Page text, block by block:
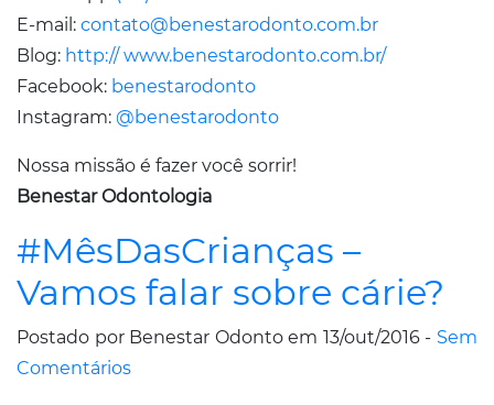
E-mail: contato@benestarodonto.com.br
Blog: http:// www.benestarodonto.com.br/
Facebook: benestarodonto
Instagram: @benestarodonto
Nossa missão é fazer você sorrir!
Benestar Odontologia
#MêsDasCrianças –
Vamos falar sobre cárie?
Postado por Benestar Odonto em 13/out/2016 - Sem
Comentários